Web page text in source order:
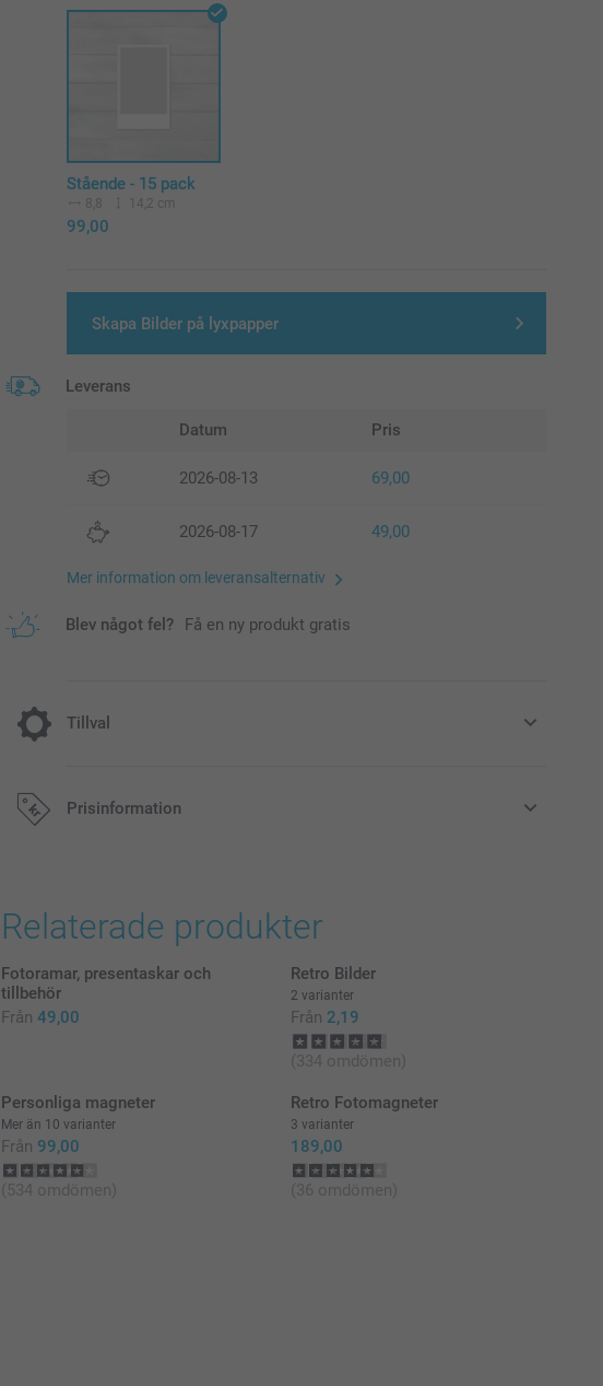
Stående - 15 pack
8,8 14,2 cm
99,00
Skapa Bilder på lyxpapper
Leverans
Datum Pris
2026-08-13 69,00
2026-08-17 49,00
Mer information om leveransalternativ
Blev något fel? Få en ny produkt gratis
Tillval
Beställ en Fotohållare trä
Prisinformation
Relaterade produkter
Fotoramar, presentaskar och
tillbehör
Från 49,00
Retro Bilder
2 varianter
Från 2,19
(334 omdömen)
Personliga magneter
Mer än 10 varianter
Från 99,00
(534 omdömen)
Retro Fotomagneter
3 varianter
189,00
(36 omdömen)